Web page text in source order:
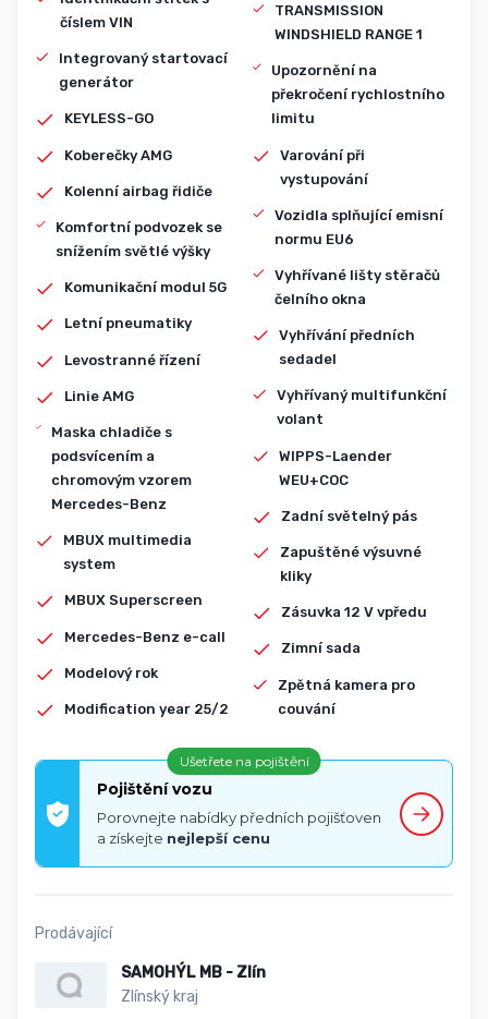
číslem VIN
Integrovaný startovací
generátor
KEYLESS-GO
Koberečky AMG
Kolenní airbag řidiče
Komfortní podvozek se
snížením světlé výšky
Komunikační modul 5G
Letní pneumatiky
Levostranné řízení
Linie AMG
Maska chladiče s
podsvícením a
chromovým vzorem
Mercedes-Benz
MBUX multimedia
system
MBUX Superscreen
Mercedes-Benz e-call
Modelový rok
Modification year 25/2
TRANSMISSION
WINDSHIELD RANGE 1
Upozornění na
překročení rychlostního
limitu
Varování při
vystupování
Vozidla splňující emisní
normu EU6
Vyhřívané lišty stěračů
čelního okna
Vyhřívání předních
sedadel
Vyhřívaný multifunkční
volant
WIPPS-Laender
WEU+COC
Zadní světelný pás
Zapuštěné výsuvné
kliky
Zásuvka 12 V vpředu
Zimní sada
Zpětná kamera pro
couvání
Ušetřete na pojištění
Pojištění vozu
Porovnejte nabídky předních pojišťoven
a získejte nejlepší cenu
Prodávající
SAMOHÝL MB - Zlín
Zlínský kraj